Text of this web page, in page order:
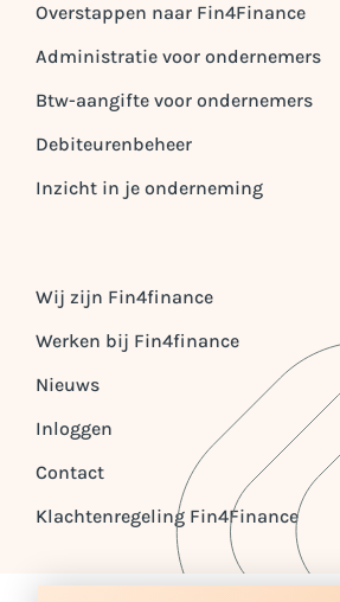
Overstappen naar Fin4Finance
Administratie voor ondernemers
Btw-aangifte voor ondernemers
Debiteurenbeheer
Inzicht in je onderneming
Wij zijn Fin4finance
Werken bij Fin4finance
Nieuws
Inloggen
Contact
Klachtenregeling Fin4Finance